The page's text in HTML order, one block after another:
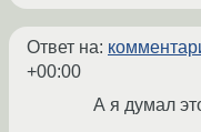
Ответ на:
+00:00
А я думал